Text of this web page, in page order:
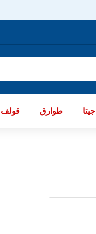
قولف طوارق جيتا